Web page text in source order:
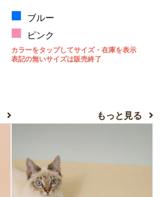
ブルー
ピンク
カラーをタップしてサイズ・在庫を表示
表記の無いサイズは販売終了
もっと見る